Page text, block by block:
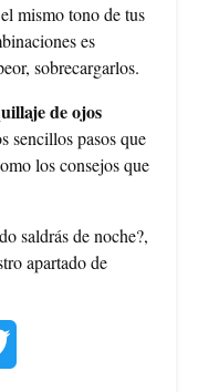
mismo tono de tus
es
sobrecargarlos.
de ojos
sencillos pasos que
los consejos que
saldrás de noche?,
apartado de